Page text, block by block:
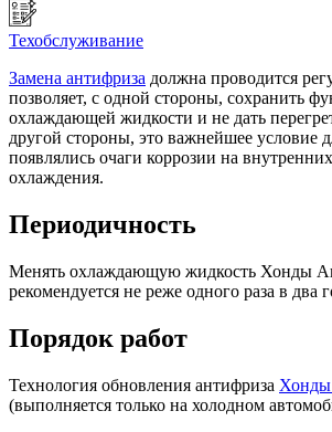
Техобслуживание
Замена антифриза должна проводится
позволяет, с одной стороны, сохранить
охлаждающей жидкости и не дать
другой стороны, это важнейшее условие
появлялись очаги коррозии на
охлаждения.
Периодичность
Менять охлаждающую жидкость Хонды
рекомендуется не реже одного раза в два
Порядок работ
Технология обновления антифриза
(выполняется только на холодном